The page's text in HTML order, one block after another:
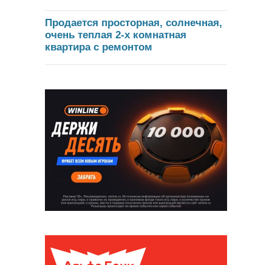
Продается просторная, солнечная,
очень теплая 2-х комнатная
квартира с ремонтом